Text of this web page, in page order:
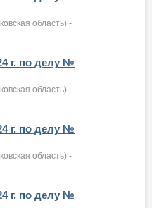
область) -
г. по делу №
область) -
г. по делу №
область) -
г. по делу №